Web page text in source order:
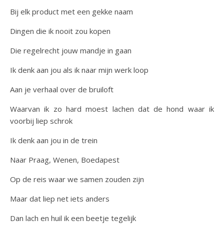
Bij elk product met een gekke naam
Dingen die ik nooit zou kopen
Die regelrecht jouw mandje in gaan
Ik denk aan jou als ik naar mijn werk loop
Aan je verhaal over de bruiloft
Waarvan ik zo hard moest lachen dat de hond waar ik
voorbij liep schrok
Ik denk aan jou in de trein
Naar Praag, Wenen, Boedapest
Op de reis waar we samen zouden zijn
Maar dat liep net iets anders
Dan lach en huil ik een beetje tegelijk